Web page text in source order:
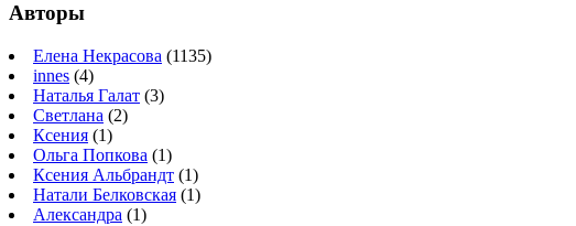
Авторы
Елена Некрасова (1135)
innes (4)
Наталья Галат (3)
Светлана (2)
Ксения (1)
Ольга Попкова (1)
Ксения Альбрандт (1)
Натали Белковская (1)
Александра (1)